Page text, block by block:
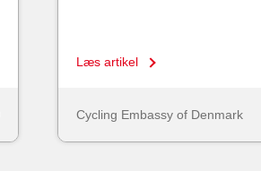
Læs artikel
Cycling Embassy of Denmark